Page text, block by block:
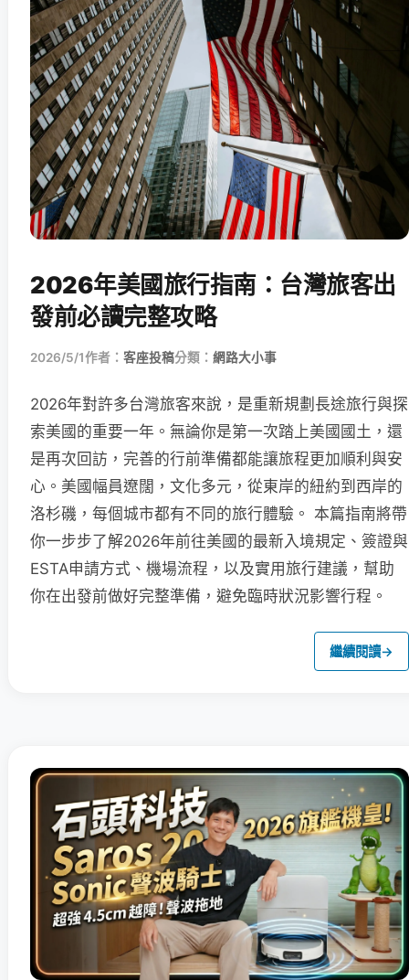
2026年美國旅行指南：台灣旅客出
發前必讀完整攻略
2026/5/1作者： 客座投稿分類： 網路大小事
2026年對許多台灣旅客來說，是重新規劃長途旅行與探
索美國的重要一年。無論你是第一次踏上美國國土，還
是再次回訪，完善的行前準備都能讓旅程更加順利與安
心。美國幅員遼闊，文化多元，從東岸的紐約到西岸的
洛杉磯，每個城市都有不同的旅行體驗。 本篇指南將帶
你一步步了解2026年前往美國的最新入境規定、簽證與
ESTA申請方式、機場流程，以及實用旅行建議，幫助
你在出發前做好完整準備，避免臨時狀況影響行程。
繼續閱讀→